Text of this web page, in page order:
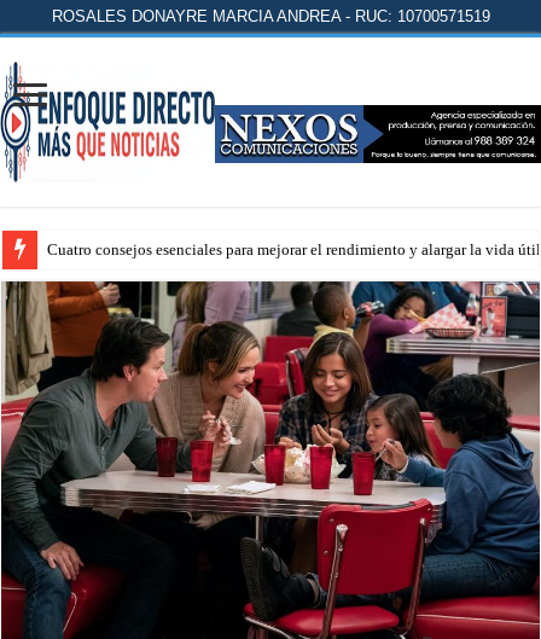
ROSALES DONAYRE MARCIA ANDREA - RUC: 10700571519
Cuatro consejos esenciales para mejorar el rendimiento y alargar la vida